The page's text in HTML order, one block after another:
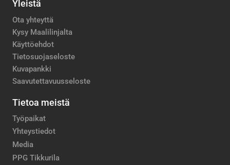
Yleistä
Ota yhteyttä
Kysy Maalilinjalta
Käyttöehdot
Tietosuojaseloste
Kuvapankki
Saavutettavuusseloste
Tietoa meistä
Työpaikat
Yhteystiedot
Media
PPG Tikkurila